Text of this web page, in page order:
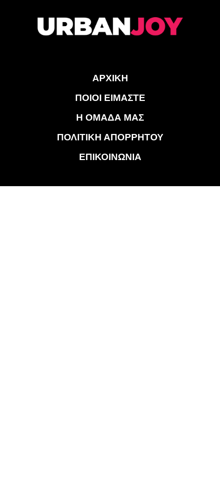
ΑΡΧΙΚΗ
ΠΟΙΟΙ ΕΙΜΑΣΤΕ
Η ΟΜΑΔΑ ΜΑΣ
ΠΟΛΙΤΙΚΗ ΑΠΟΡΡΗΤΟΥ
ΕΠΙΚΟΙΝΩΝΙΑ